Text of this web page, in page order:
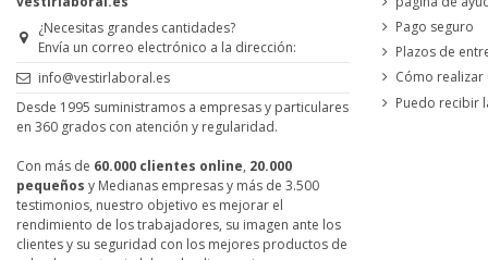
¿Necesitas grandes cantidades?
Envía un correo electrónico a la dirección:
info@vestirlaboral.es
Desde 1995 suministramos a empresas y particulares
en 360 grados con atención y regularidad.
Con más de 60.000 clientes online, 20.000
pequeños y Medianas empresas y más de 3.500
testimonios, nuestro objetivo es mejorar el
rendimiento de los trabajadores, su imagen ante los
clientes y su seguridad con los mejores productos de
Pago seguro
Plazos de
Cómo realizar
Puedo recibir